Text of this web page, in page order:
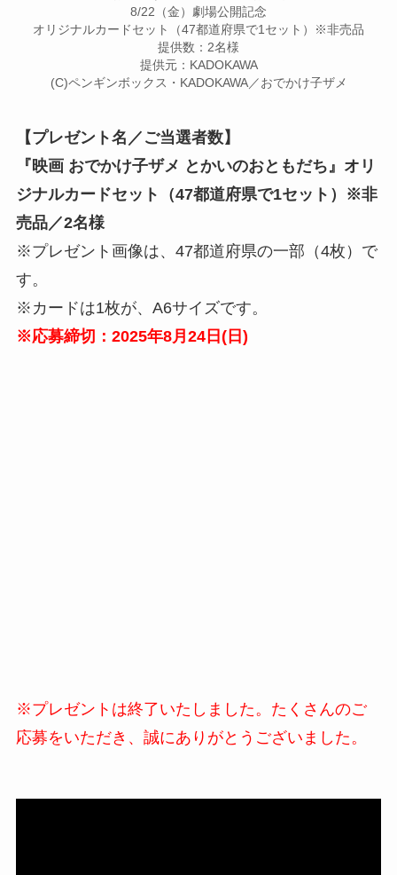
8/22（金）劇場公開記念
オリジナルカードセット（47都道府県で1セット）※非売品
提供数：2名様
提供元：KADOKAWA
(C)ペンギンボックス・KADOKAWA／おでかけ子ザメ
【プレゼント名／ご当選者数】
『映画 おでかけ子ザメ とかいのおともだち』オリ
ジナルカードセット（47都道府県で1セット）※非
売品／2名様
※プレゼント画像は、47都道府県の一部（4枚）で
す。
※カードは1枚が、A6サイズです。
※応募締切：2025年8月 24日(日 )
※プレゼントは終了いたしました。たくさんのご
応募をいただき、誠にありがとうございました。